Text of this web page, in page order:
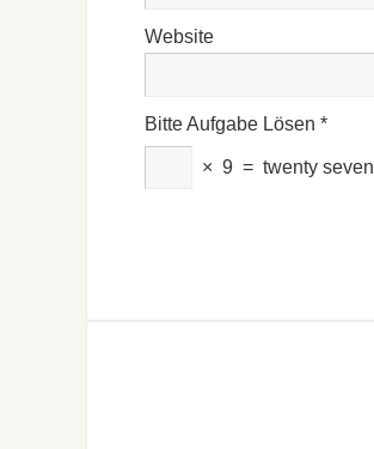
Website
Bitte Aufgabe Lösen *
× 9 = twenty seven